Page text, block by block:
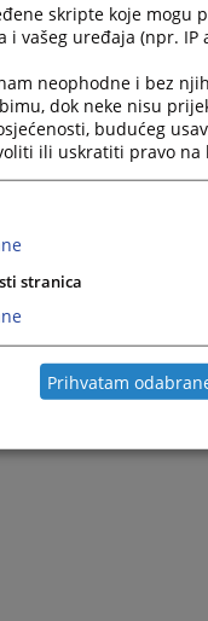
skripte koje mogu
i vašeg uređaja (npr.
neophodne i bez
dok neke nisu
budućeg
ili uskratiti pravo
stranica
Prihvatam